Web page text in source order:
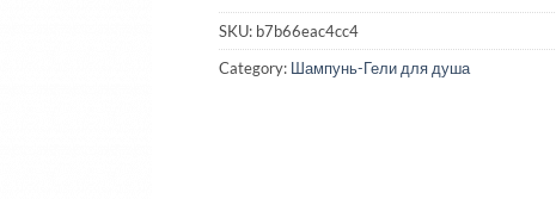
SKU: b7b66eac4cc4
Category: Шампунь-Гели для душа